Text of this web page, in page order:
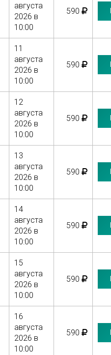
августа
2026 в
10:00
590
11
августа
2026 в
10:00
590
12
августа
2026 в
10:00
590
13
августа
2026 в
10:00
590
14
августа
2026 в
10:00
590
15
августа
2026 в
10:00
590
16
августа
2026 в
10:00
590